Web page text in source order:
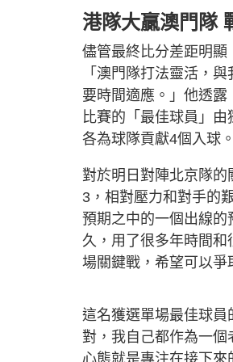
港隊大贏澳門隊
儘管最終比分差距明顯
「澳門隊打法靈活，
要時間適應。」他透
比賽的「最佳球員」
各為球隊貢獻4個入球。
對於明日對陣北京隊
3，相對壓力和對手的
預期之中的一個出線
久，用了很多年時間
場關鍵戰，希望可以爭
這名獲選單場最佳球
對，我自己都作為一
心態就是專注在接下